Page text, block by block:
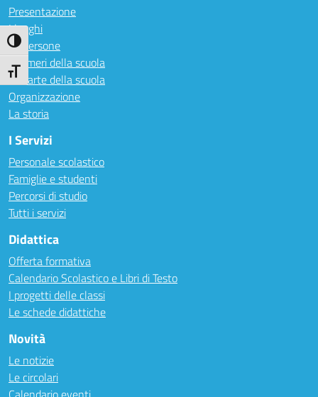
Attiva/disattiva alto contrasto
Attiva/disattiva dimensione testo
Presentazione
I luoghi
Le persone
I numeri della scuola
Le carte della scuola
Organizzazione
La storia
I Servizi
Personale scolastico
Famiglie e studenti
Percorsi di studio
Tutti i servizi
Didattica
Offerta formativa
Calendario Scolastico e Libri di Testo
I progetti delle classi
Le schede didattiche
Novità
Le notizie
Le circolari